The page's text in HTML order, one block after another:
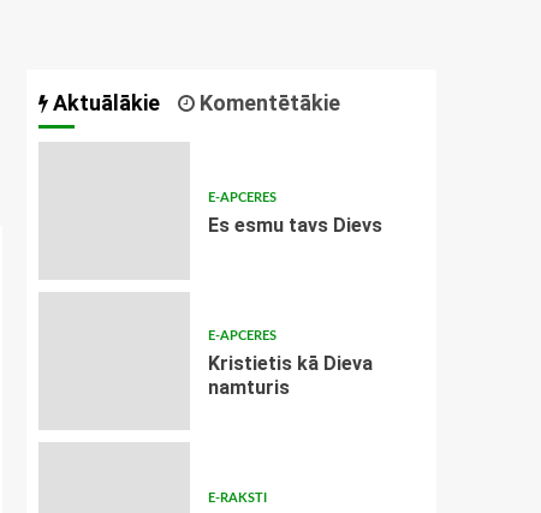
Aktuālākie Komentētākie
E-APCERES
Es esmu tavs Dievs
E-APCERES
Kristietis kā Dieva
namturis
E-RAKSTI